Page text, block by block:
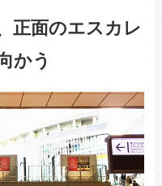
正面のエスカレ
かう